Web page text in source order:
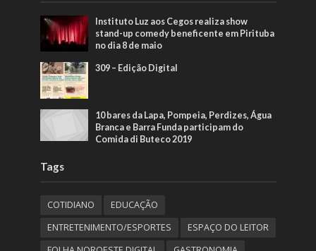
Instituto Luz aos Cegos realiza show
stand-up comedy beneficente em Pirituba
no dia 8 de maio
309 – Edição Digital
10 bares da Lapa, Pompeia, Perdizes, Água
Branca e Barra Funda participam do
Comida di Buteco 2019
Tags
COTIDIANO
EDUCAÇÃO
ENTRETENIMENTO/ESPORTES
ESPAÇO DO LEITOR